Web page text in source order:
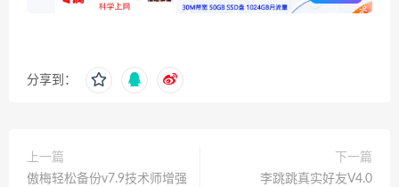
分享到：
上一篇
傲梅轻松备份v7.9技术师增强
下一篇
李跳跳真实好友V4.0